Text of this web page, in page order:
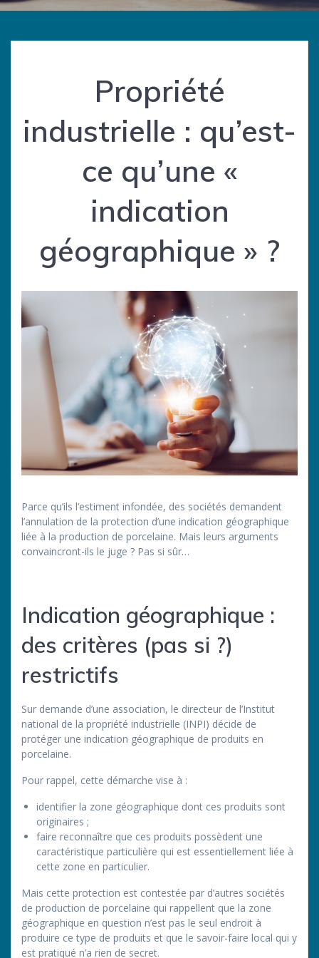
Propriété
industrielle : qu’est-
ce qu’une «
indication
géographique » ?
Parce qu’ils l’estiment infondée, des sociétés demandent
l’annulation de la protection d’une indication géographique
liée à la production de porcelaine. Mais leurs arguments
convaincront-ils le juge ? Pas si sûr…
Indication géographique :
des critères (pas si ?)
restrictifs
Sur demande d’une association, le directeur de l’Institut
national de la propriété industrielle (INPI) décide de
protéger une indication géographique de produits en
porcelaine.
Pour rappel, cette démarche vise à :
identifier la zone géographique dont ces produits sont
originaires ;
faire reconnaître que ces produits possèdent une
caractéristique particulière qui est essentiellement liée à
cette zone en particulier.
Mais cette protection est contestée par d’autres sociétés
de production de porcelaine qui rappellent que la zone
géographique en question n’est pas le seul endroit à
produire ce type de produits et que le savoir-faire local qui y
est pratiqué n’a rien de secret.